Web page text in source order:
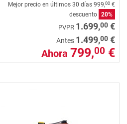
Mejor precio en últimos 30 días 999,00 €
descuento 20%
PVPR 1.699,00 €
Antes 1.499,00 €
Ahora 799,00 €